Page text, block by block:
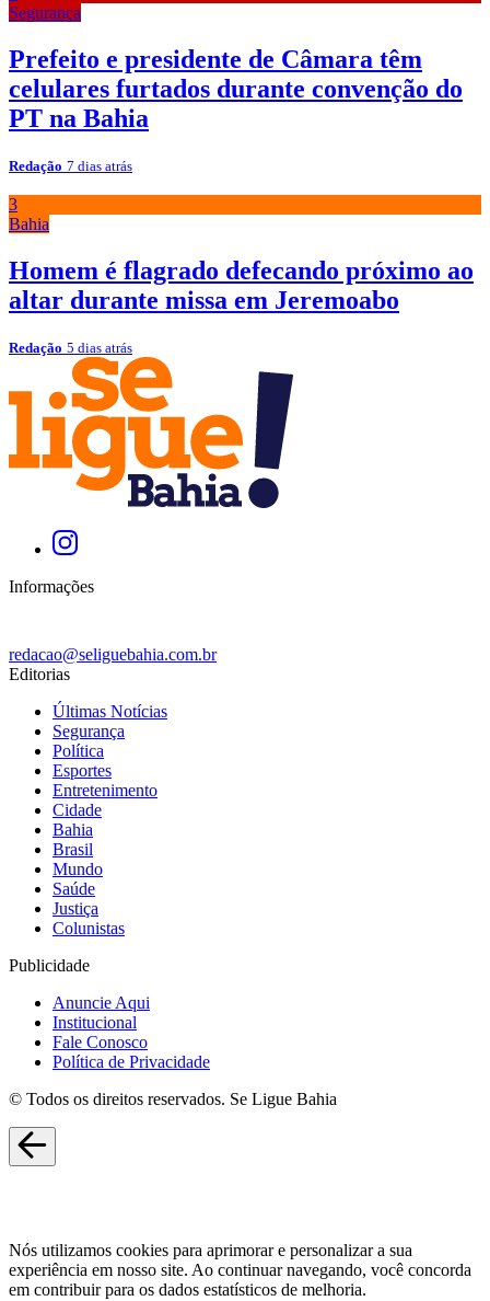
Segurança
Prefeito e presidente de Câmara têm
celulares furtados durante convenção do
PT na Bahia
Redação 7 dias atrás
3
Bahia
Homem é flagrado defecando próximo ao
altar durante missa em Jeremoabo
Redação 5 dias atrás
Informações
redacao@seliguebahia.com.br
Editorias
Últimas Notícias
Segurança
Política
Esportes
Entretenimento
Cidade
Bahia
Brasil
Mundo
Saúde
Justiça
Colunistas
Publicidade
Anuncie Aqui
Institucional
Fale Conosco
Política de Privacidade
© Todos os direitos reservados. Se Ligue Bahia
Nós utilizamos cookies para aprimorar e personalizar a sua
experiência em nosso site. Ao continuar navegando, você concorda
em contribuir para os dados estatísticos de melhoria.